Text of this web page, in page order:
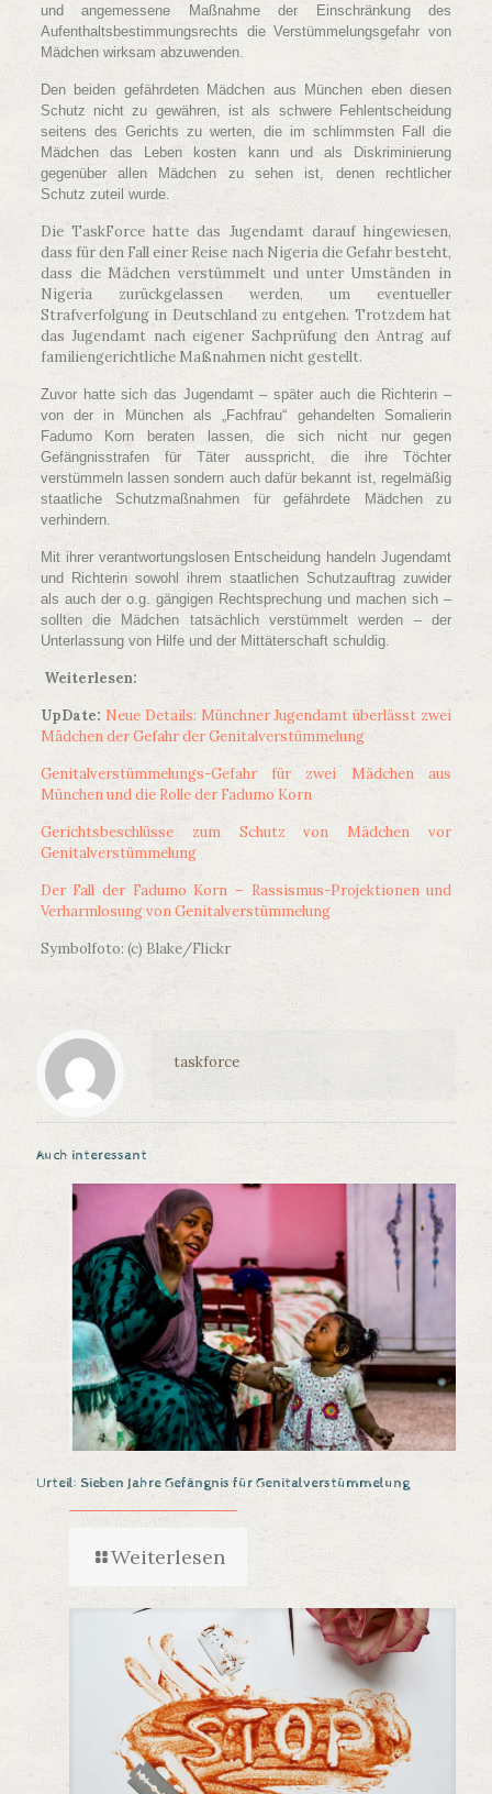
und angemessene Maßnahme der Einschränkung des
Aufenthaltsbestimmungsrechts die Verstümmelungsgefahr von
Mädchen wirksam abzuwenden.
Den beiden gefährdeten Mädchen aus München eben diesen
Schutz nicht zu gewähren, ist als schwere Fehlentscheidung
seitens des Gerichts zu werten, die im schlimmsten Fall die
Mädchen das Leben kosten kann und als Diskriminierung
gegenüber allen Mädchen zu sehen ist, denen rechtlicher
Schutz zuteil wurde.
Die TaskForce hatte das Jugendamt darauf hingewiesen,
dass für den Fall einer Reise nach Nigeria die Gefahr besteht,
dass die Mädchen verstümmelt und unter Umständen in
Nigeria zurückgelassen werden, um eventueller
Strafverfolgung in Deutschland zu entgehen. Trotzdem hat
das Jugendamt nach eigener Sachprüfung den Antrag auf
familiengerichtliche Maßnahmen nicht gestellt.
Zuvor hatte sich das Jugendamt – später auch die Richterin –
von der in München als „Fachfrau“ gehandelten Somalierin
Fadumo Korn beraten lassen, die sich nicht nur gegen
Gefängnisstrafen für Täter ausspricht, die ihre Töchter
verstümmeln lassen sondern auch dafür bekannt ist, regelmäßig
staatliche Schutzmaßnahmen für gefährdete Mädchen zu
verhindern.
Mit ihrer verantwortungslosen Entscheidung handeln Jugendamt
und Richterin sowohl ihrem staatlichen Schutzauftrag zuwider
als auch der o.g. gängigen Rechtsprechung und machen sich –
sollten die Mädchen tatsächlich verstümmelt werden – der
Unterlassung von Hilfe und der Mittäterschaft schuldig.
Weiterlesen:
UpDate: Neue Details: Münchner Jugendamt überlässt zwei
Mädchen der Gefahr der Genitalverstümmelung
Genitalverstümmelungs-Gefahr für zwei Mädchen aus
München und die Rolle der Fadumo Korn
Gerichtsbeschlüsse zum Schutz von Mädchen vor
Genitalverstümmelung
Der Fall der Fadumo Korn – Rassismus-Projektionen und
Verharmlosung von Genitalverstümmelung
Symbolfoto: (c) Blake/Flickr
taskforce
Auch interessant
Urteil: Sieben Jahre Gefängnis für Genitalverstümmelung
Weiterlesen